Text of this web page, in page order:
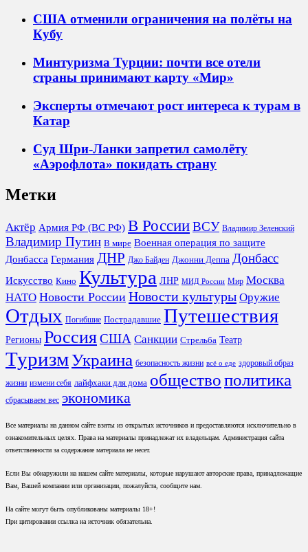
США отменили ограничения на полёты на
Кубу
Минтуризма Турции: почти все отели
страны принимают карту «Мир»
Эксперты отмечают рост интереса к турам в
Катар
Суд Шри-Ланки запретил самолёту
«Аэрофлота» покидать страну
Метки
Актёр Армия РФ (ВС РФ) В РоссииВСУ Владимир Зеленский
Владимир Путин В мире Военная операция по защите
Донбасса Германия ДНР Джо Байден Джонни Деппа Донбасс
Искусство Кино Культура ЛНР МИД России Мир Москва
НАТО Новости России Новости культуры Оружие
Отдых Погибшие Пострадавшие Путешествия
Регионы Россия США Санкции Стрельба Театр
ТуризмУкраина безопасность жизни всё о еде здоровый образ
жизни измени себя лайфхаки для дома обществополитика
сбрасываем вес экономика
Все материалы на данном сайте взяты из открытых источников и предоставляются исключительно в
ознакомительных целях. Права на материалы принадлежат их владельцам. Администрация сайта
ответственности за содержание материала не несет.
Если Вы обнаружили на нашем сайте материалы, которые нарушают авторские права, принадлежащие
Вам, Вашей компании или организации, пожалуйста, сообщите нам.
На сайте могут быть опубликованы материалы 18+!
При цитировании ссылка на источник обязательна.